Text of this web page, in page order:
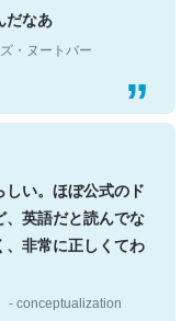
なあ
・ヌートバー
しい。ほぼ公式のド
英語だと読んでな
非常に正しくてわ
- conceptualization